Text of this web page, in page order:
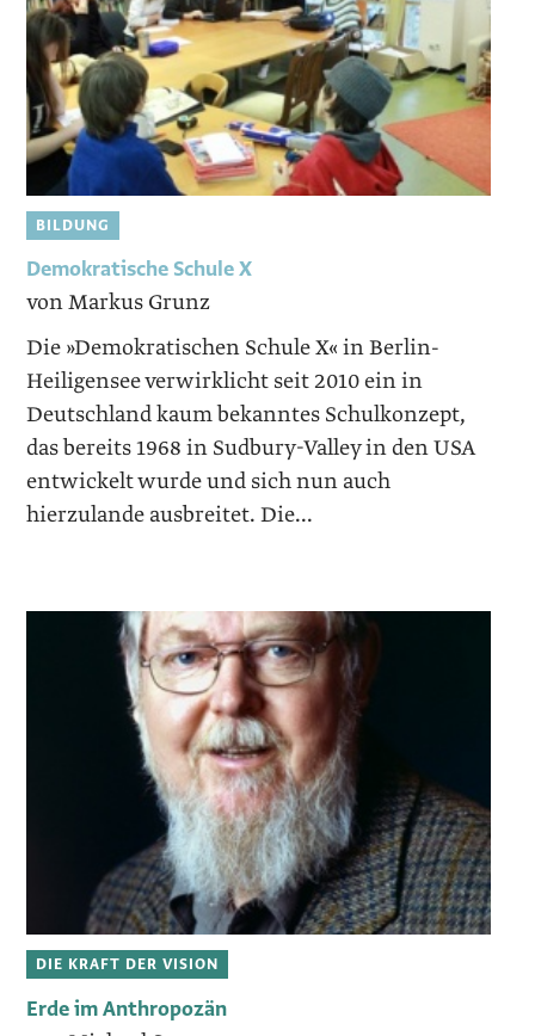
BILDUNG
Demokratische Schule X
von Markus Grunz
Die »Demokratischen Schule X« in Berlin-
Heiligensee verwirklicht seit 2010 ein in
Deutschland kaum bekanntes Schulkonzept,
das bereits 1968 in Sudbury-Valley in den USA
entwickelt wurde und sich nun auch
hierzulande ausbreitet. Die...
DIE KRAFT DER VISION
Erde im Anthropozän